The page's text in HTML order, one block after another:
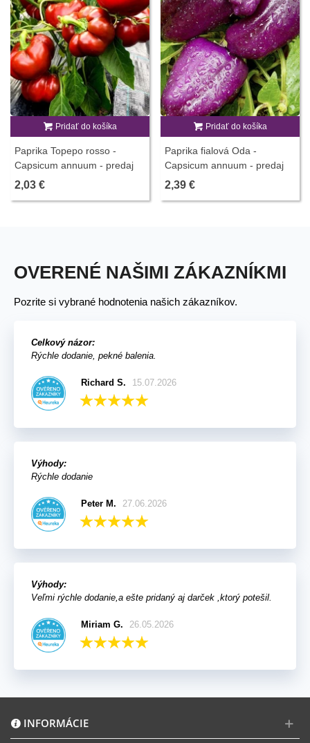
Pridať do košíka
Paprika Topepo rosso -
Capsicum annuum - predaj
semien - 20 ks
2,03 €
Pridať do košíka
Paprika fialová Oda -
Capsicum annuum - predaj
semien - 9 ks
2,39 €
OVERENÉ NAŠIMI ZÁKAZNÍKMI
Pozrite si vybrané hodnotenia našich zákazníkov.
Celkový názor:
Rýchle dodanie, pekné balenia.
Richard S. 15.07.2026
Výhody:
Rýchle dodanie
Peter M. 27.06.2026
Výhody:
Veľmi rýchle dodanie,a ešte pridaný aj darček ,ktorý potešil.
Miriam G. 26.05.2026
INFORMÁCIE